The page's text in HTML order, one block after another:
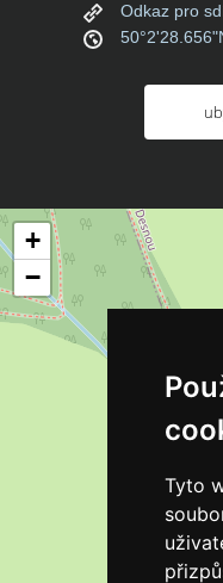
Tyto
Odkaz pro
+
−